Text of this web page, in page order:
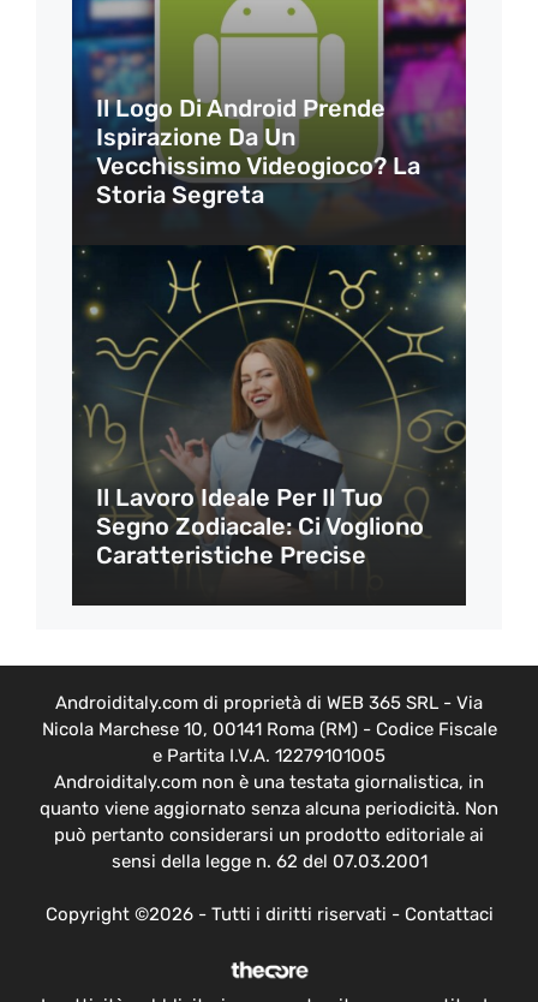
Il Logo Di Android Prende
Ispirazione Da Un
Vecchissimo Videogioco? La
Storia Segreta
Il Lavoro Ideale Per Il Tuo
Segno Zodiacale: Ci Vogliono
Caratteristiche Precise
Androiditaly.com di proprietà di WEB 365 SRL - Via
Nicola Marchese 10, 00141 Roma (RM) - Codice Fiscale
e Partita I.V.A. 12279101005
Androiditaly.com non è una testata giornalistica, in
quanto viene aggiornato senza alcuna periodicità. Non
può pertanto considerarsi un prodotto editoriale ai
sensi della legge n. 62 del 07.03.2001
Copyright ©2026 - Tutti i diritti riservati - Contattaci